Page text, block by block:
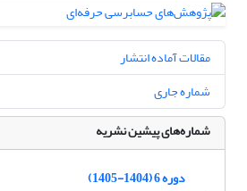
مقالات آماده انتشار
شماره جاری
شماره‌های پیشین نشریه
دوره 6 (1404-1405)